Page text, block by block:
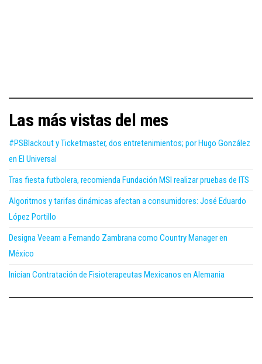
Las más vistas del mes
#PSBlackout y Ticketmaster, dos entretenimientos; por Hugo González
en El Universal
Tras fiesta futbolera, recomienda Fundación MSI realizar pruebas de ITS
Algoritmos y tarifas dinámicas afectan a consumidores: José Eduardo
López Portillo
Designa Veeam a Fernando Zambrana como Country Manager en
México
Inician Contratación de Fisioterapeutas Mexicanos en Alemania